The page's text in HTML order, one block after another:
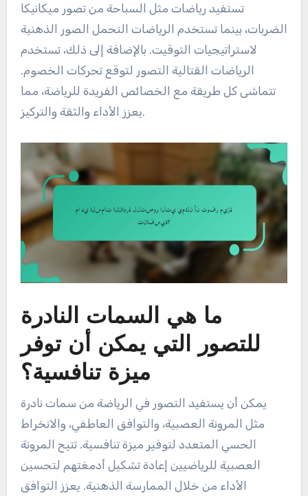
تستفيد رياضات مثل السباحة من تصور ميكانيكا
الضربات، بينما تستخدم الرياضات التحمل الصور الذهنية
لاستراتيجيات التوقيت. بالإضافة إلى ذلك، تستخدم
الرياضات القتالية التصور لتوقع تحركات الخصوم.
تتماشى كل طريقة مع الخصائص الفريدة للرياضة، مما
يعزز الأداء والثقة والتركيز.
ما هي السمات النادرة
للتصور التي يمكن أن توفر
ميزة تنافسية؟
يمكن أن يستفيد التصور في الرياضة من سمات نادرة
مثل المرونة العصبية، والتوافق العاطفي، والانخراط
الحسي المتعدد لتوفير ميزة تنافسية. تتيح المرونة
العصبية للرياضيين إعادة تشكيل أدمغتهم لتحسين
الأداء من خلال الممارسة الذهنية. يعزز التوافق